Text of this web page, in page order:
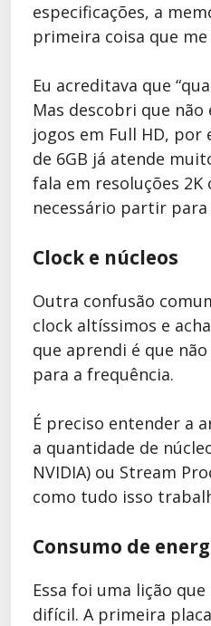
especificações, a
primeira coisa que
Eu acreditava que
Mas descobri que não
jogos em Full HD, por
de 6GB já atende
fala em resoluções 2K
necessário partir para
Clock e núcleos
Outra confusão
clock altíssimos e
que aprendi é que
para a frequência.
É preciso entender a
a quantidade de
NVIDIA) ou Stream
como tudo isso
Consumo de
Essa foi uma lição
difícil. A primeira